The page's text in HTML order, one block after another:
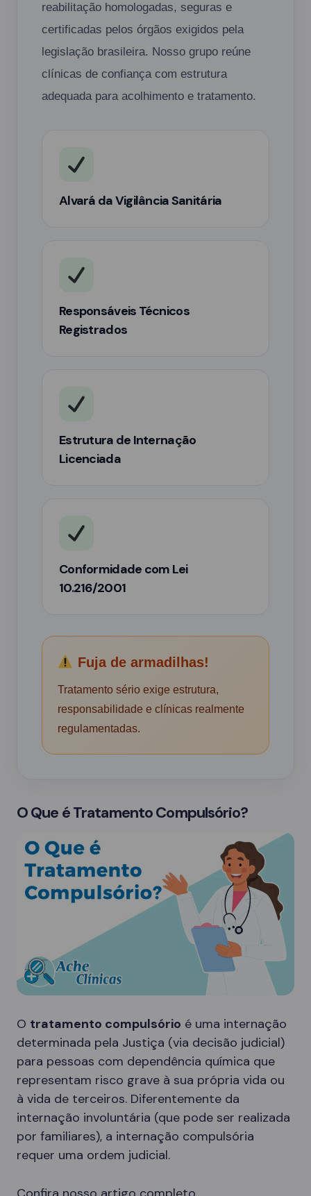
reabilitação homologadas, seguras e
certificadas pelos órgãos exigidos pela
legislação brasileira. Nosso grupo reúne
clínicas de confiança com estrutura
adequada para acolhimento e tratamento.
Alvará da Vigilância Sanitária
Responsáveis Técnicos
Registrados
Estrutura de Internação
Licenciada
Conformidade com Lei
10.216/2001
Fuja de armadilhas!
Tratamento sério exige estrutura,
responsabilidade e clínicas realmente
regulamentadas.
O Que é Tratamento Compulsório?
O tratamento compulsório é uma internação
determinada pela Justiça (via decisão judicial)
para pessoas com dependência química que
representam risco grave à sua própria vida ou
à vida de terceiros. Diferentemente da
internação involuntária (que pode ser realizada
por familiares), a internação compulsória
requer uma ordem judicial.